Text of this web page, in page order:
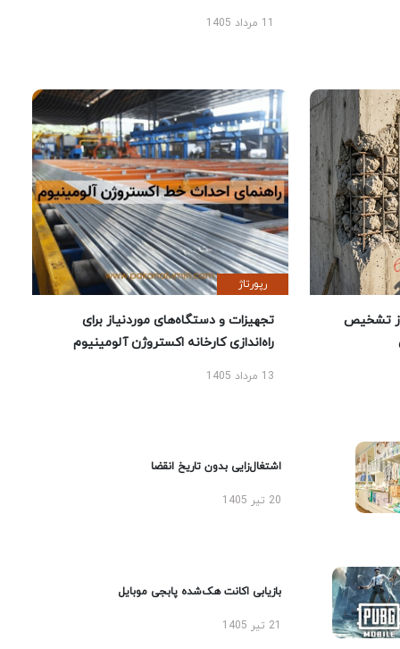
تشخیص
رپورتاژ
تجهیزات و دستگاه‌های موردنیاز برای
راه‌اندازی کارخانه اکستروژن آلومینیوم
13 مرداد 1405
اشتغال‌زایی بدون تاریخ انقضا
20 تیر 1405
بازیابی اکانت هک‌شده پابجی موبایل